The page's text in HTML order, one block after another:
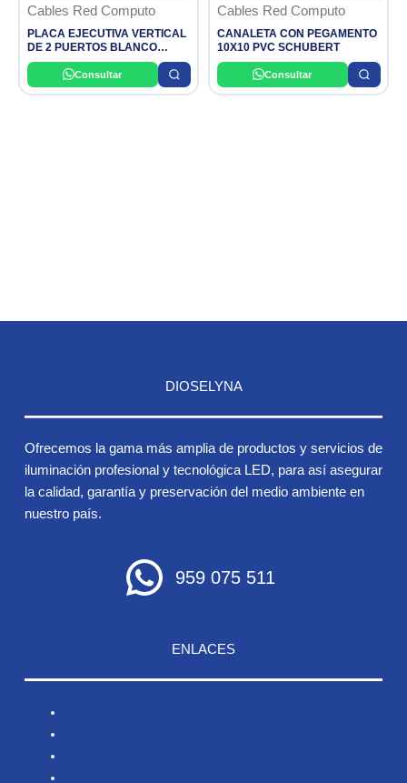
Cables Red Computo
PLACA EJECUTIVA VERTICAL
DE 2 PUERTOS BLANCO
DIXON
Consultar
Cables Red Computo
CANALETA CON PEGAMENTO
10X10 PVC SCHUBERT
Consultar
DIOSELYNA
Ofrecemos la gama más amplia de productos y servicios de
iluminación profesional y tecnológica LED, para así asegurar
la calidad, garantía y preservación del medio ambiente en
nuestro país.
959 075 511
ENLACES